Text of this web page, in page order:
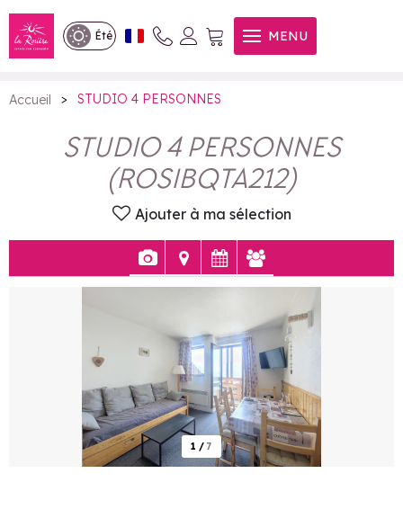
Été MENU
STUDIO 4 PERSONNES
Accueil > STUDIO 4 PERSONNES
STUDIO 4 PERSONNES
(ROSIBQTA212)
Ajouter à ma sélection
1 / 7